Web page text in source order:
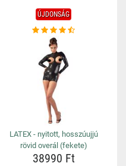
ÚJDONSÁG
LATEX - nyitott, hosszúujjú
rövid overál (fekete)
38990 Ft